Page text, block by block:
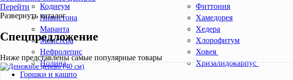
Кодиеум
Ливистона
Маранта
Монстера
Нефролепис
Нолина
Фиттония
Хамедорея
Хедера
Хлорофитум
Ховея
Хризалидокарпус
Горшки и кашпо
Перейти
Развернуть каталог
Спецпредложение
Ниже представлены самые популярные товары